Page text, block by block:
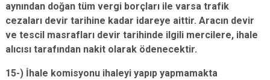
aynından doğan tüm vergi borçları ile varsa trafik
cezaları devir tarihine kadar idareye aittir. Aracın devir
ve tescil masrafları devir tarihinde ilgili mercilere, ihale
alıcısı tarafından nakit olarak ödenecektir.
15-) İhale komisyonu ihaleyi yapıp yapmamakta